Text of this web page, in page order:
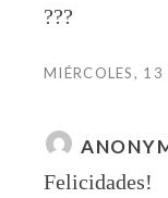
???
MIÉRCOLES,
Felicidades!